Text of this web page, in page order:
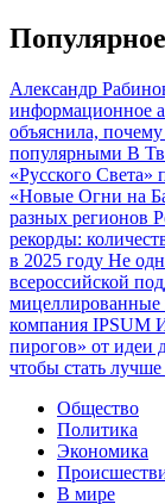
Популярное
Александр
информационное
объяснила,
популярными В
«Русского Света»
«Новые Огни на
разных регионов
рекорды:
в 2025 году Не
всероссийской
мицеллированные
компания IPSUM
пирогов» от идеи
чтобы стать лучше
Общество
Политика
Экономика
В мире